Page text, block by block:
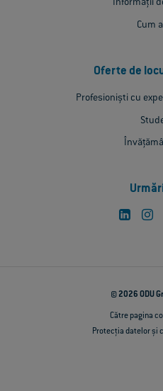
Informații
Cum
Oferte de
Profesioniști cu
© 2026 ODU
Către pagina
Protecția datelor și